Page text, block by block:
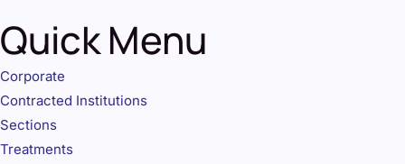
Quick Menu
Corporate
Contracted Institutions
Sections
Treatments